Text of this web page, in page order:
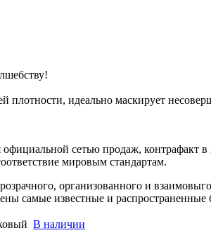
идеально маскирует
сетью продаж, контрафакт
мировым стандартам.
организованного и
самые известные и
В наличии